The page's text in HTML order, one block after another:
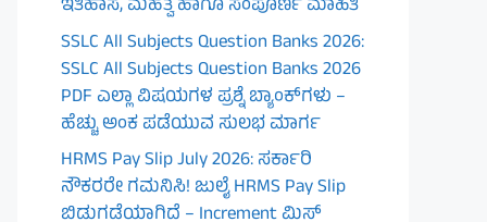
ಇತಿಹಾಸ, ಮಹತ್ವ ಹಾಗೂ ಸಂಪೂರ್ಣ ಮಾಹಿತಿ
SSLC All Subjects Question Banks 2026:
SSLC All Subjects Question Banks 2026
PDF ಎಲ್ಲಾ ವಿಷಯಗಳ ಪ್ರಶ್ನೆ ಬ್ಯಾಂಕ್‌ಗಳು –
ಹೆಚ್ಚು ಅಂಕ ಪಡೆಯುವ ಸುಲಭ ಮಾರ್ಗ
HRMS Pay Slip July 2026: ಸರ್ಕಾರಿ
ನೌಕರರೇ ಗಮನಿಸಿ! ಜುಲೈ HRMS Pay Slip
ಬಿಡುಗಡೆಯಾಗಿದೆ – Increment ಮಿಸ್